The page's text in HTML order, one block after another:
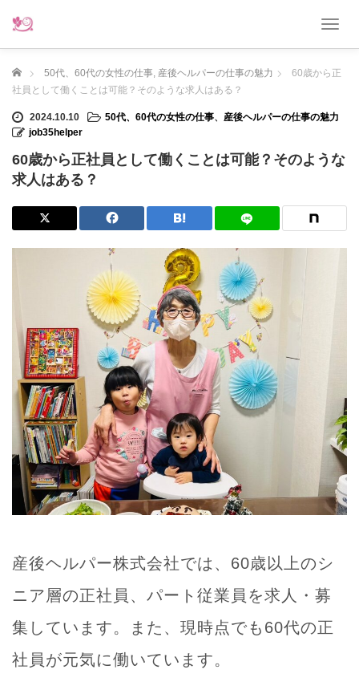
T
g
n
v
i
o
ホーム 50代、60代の女性の仕事, 産後ヘルパーの仕事の魅力
60歳から正
社員として働くことは可能？そのような求人はある？
2024.10.10 50代、60代の女性の仕事、 産後ヘルパーの仕事の魅力
job35helper
60歳から正社員として働くことは可能？そのような
求人はある？
産後ヘルパー株式会社では、60歳以上のシ
ニア層の正社員、パート従業員を求人・募
集しています。また、現時点でも60代の正
社員が元気に働いています。